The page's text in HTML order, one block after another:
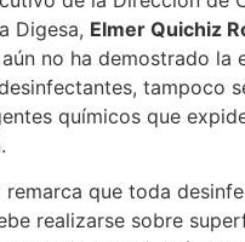
Digesa, Elmer Quichiz
no ha demostrado la
tampoco
químicos que
remarca que toda
realizarse sobre